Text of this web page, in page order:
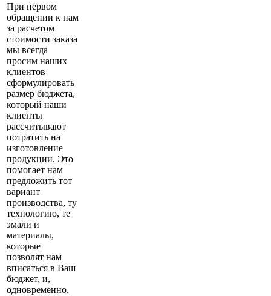
При первом
обращении к нам
за расчетом
стоимости заказа
мы всегда
просим наших
клиентов
сформулировать
размер бюджета,
который наши
клиенты
рассчитывают
потратить на
изготовление
продукции. Это
помогает нам
предложить тот
вариант
производства, ту
технологию, те
эмали и
материалы,
которые
позволят нам
вписаться в Ваш
бюджет, и,
одновременно,